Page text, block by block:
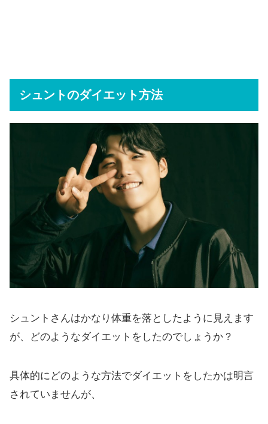
シュントのダイエット方法
シュントさんはかなり体重を落としたように見えます
が、どのようなダイエットをしたのでしょうか？
具体的にどのような方法でダイエットをしたかは明言
されていませんが、